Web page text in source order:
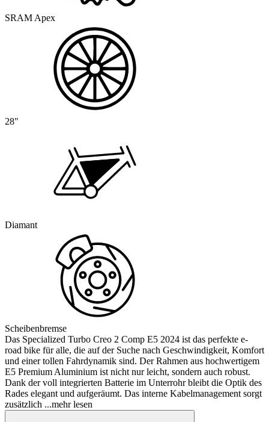
SRAM Apex
28"
Diamant
Scheibenbremse
Das Specialized Turbo Creo 2 Comp E5 2024 ist das perfekte e-
road bike für alle, die auf der Suche nach Geschwindigkeit, Komfort
und einer tollen Fahrdynamik sind. Der Rahmen aus hochwertigem
E5 Premium Aluminium ist nicht nur leicht, sondern auch robust.
Dank der voll integrierten Batterie im Unterrohr bleibt die Optik des
Rades elegant und aufgeräumt. Das interne Kabelmanagement sorgt
zusätzlich ...mehr lesen